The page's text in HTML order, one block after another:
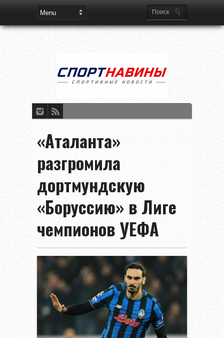
«Аталанта»
разгромила
дортмундскую
«Боруссию» в Лиге
чемпионов УЕФА